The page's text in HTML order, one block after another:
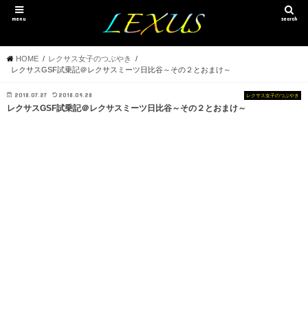
search
menu
HOME
レクサス女子のつぶやき
レクサスGSF試乗記＠レクサスミーツ日比谷～その２とおまけ～
レクサス女子のつぶやき
2018.07.27 2018.09.28
レクサスGSF試乗記＠レクサスミーツ日比谷～その２とおまけ～